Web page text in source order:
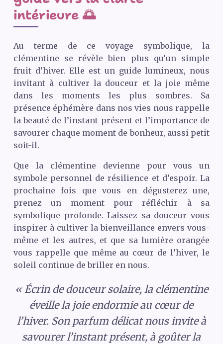
intérieure 🌅
Au terme de ce voyage symbolique, la
clémentine se révèle bien plus qu’un simple
fruit d’hiver. Elle est un guide lumineux, nous
invitant à cultiver la douceur et la joie même
dans les moments les plus sombres. Sa
présence éphémère dans nos vies nous rappelle
la beauté de l’instant présent et l’importance de
savourer chaque moment de bonheur, aussi petit
soit-il.
Que la clémentine devienne pour vous un
symbole personnel de résilience et d’espoir. La
prochaine fois que vous en dégusterez une,
prenez un moment pour réfléchir à sa
symbolique profonde. Laissez sa douceur vous
inspirer à cultiver la bienveillance envers vous-
même et les autres, et que sa lumière orangée
vous rappelle que même au cœur de l’hiver, le
soleil continue de briller en nous.
« Écrin de douceur solaire, la clémentine
éveille la joie endormie au cœur de
l’hiver. Son parfum délicat nous invite à
savourer l’instant présent, à goûter la